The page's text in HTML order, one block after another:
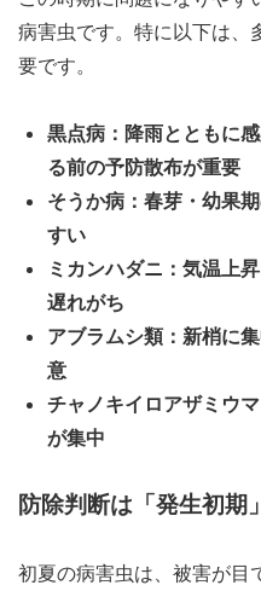
病害虫です。特に以下は、
要です。
黒点病：降雨とともに
る前の予防散布が重要
そうか病：春芽・幼果
すい
ミカンハダニ：気温上
遅れがち
アブラムシ類：新梢に
意
チャノキイロアザミウ
が集中
防除判断は「発生初期
初夏の病害虫は、被害が目